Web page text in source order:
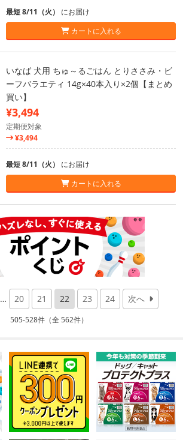
最短 8/11（火） にお届け
カートに入れる
いなば 犬用 ちゅ～るごはん とりささみ・ビ
ーフバラエティ 14g×40本入り×2個【まとめ
買い】
¥3,494
定期便対象
¥3,494
最短 8/11（火） にお届け
カートに入れる
… 20 21 22 23 24 次へ
505-528件（全 562件）